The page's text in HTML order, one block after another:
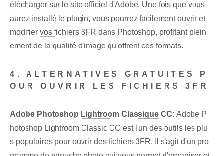
élécharger sur le site officiel d'Adobe. Une fois que vous
aurez installé le plugin, vous pourrez facilement ouvrir et
modifier vos fichiers 3FR dans Photoshop, profitant plein
ement de la qualité d'image qu'offrent ces formats.
4. ALTERNATIVES GRATUITES P
OUR OUVRIR LES FICHIERS 3FR
Adobe Photoshop Lightroom Classique CC: Adobe ‍P
hotoshop​ Lightroom Classic​ CC‌ ​​​​​​est l'un des outils les plu
s populaires pour ouvrir des fichiers ⁤3FR. Il s'agit d'un pro